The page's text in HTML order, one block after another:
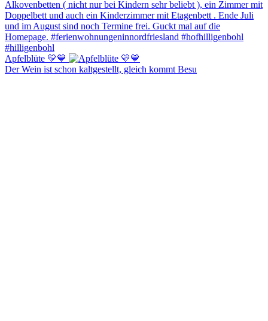
Apfelblüte 💛💙
Der Wein ist schon kaltgestellt, gleich kommt Besu